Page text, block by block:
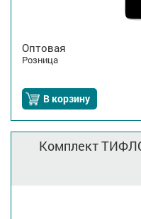
Оптовая
Розница
В корзину
Комплект